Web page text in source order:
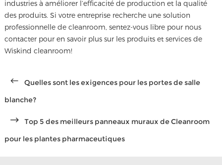
industries à améliorer l’efficacité de production et la qualité
des produits. Si votre entreprise recherche une solution
professionnelle de cleanroom, sentez-vous libre pour nous
contacter pour en savoir plus sur les produits et services de
Wiskind cleanroom!
Quelles sont les exigences pour les portes de salle
blanche?
Top 5 des meilleurs panneaux muraux de Cleanroom
pour les plantes pharmaceutiques